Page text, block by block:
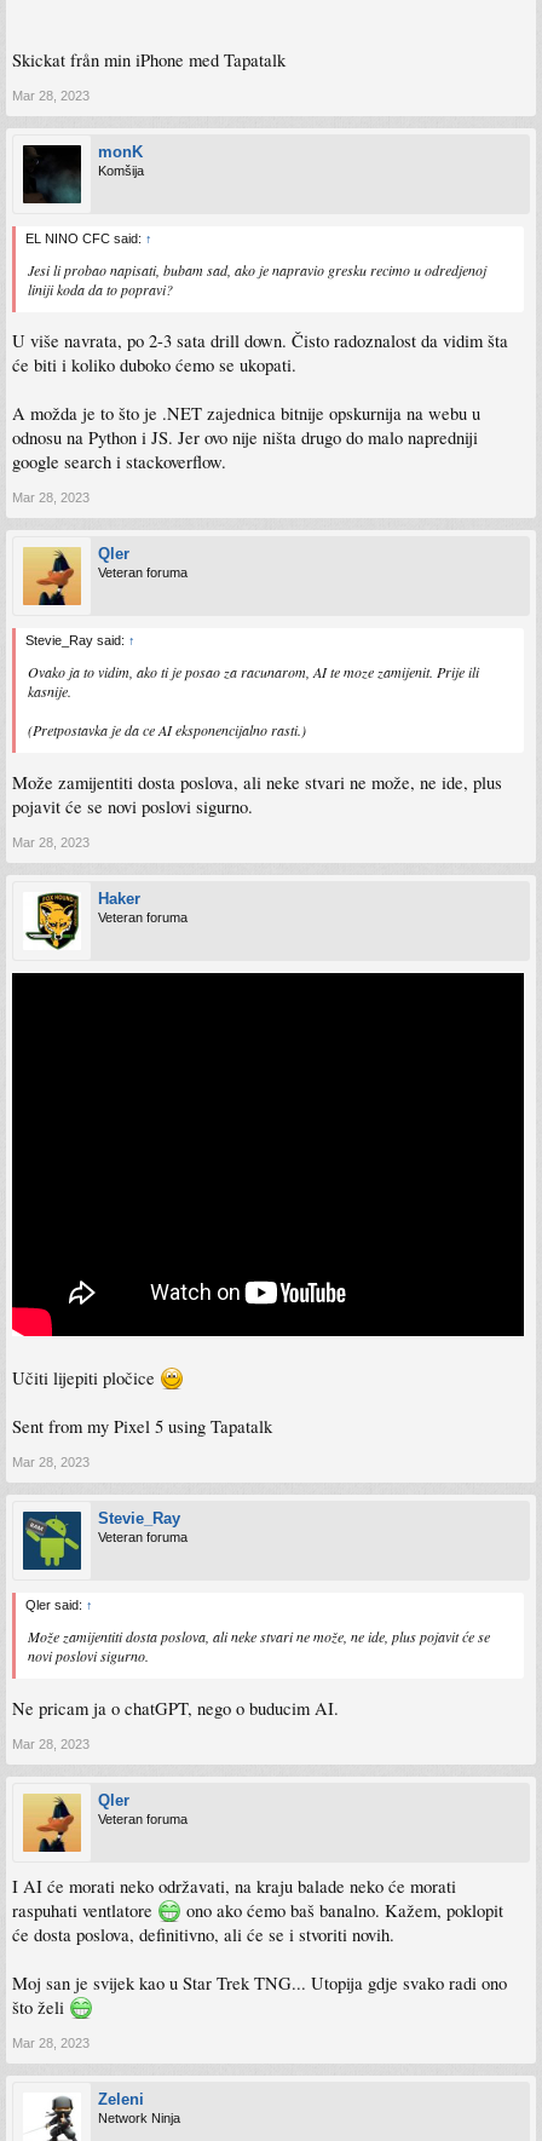
Skickat från min iPhone med Tapatalk
Mar 28, 2023
monK
Komšija
EL NINO CFC said: ↑
Jesi li probao napisati, bubam sad, ako je napravio gresku recimo u odredjenoj
liniji koda da to popravi?
U više navrata, po 2-3 sata drill down. Čisto radoznalost da vidim šta
će biti i koliko duboko ćemo se ukopati.
A možda je to što je .NET zajednica bitnije opskurnija na webu u
odnosu na Python i JS. Jer ovo nije ništa drugo do malo napredniji
google search i stackoverflow.
Mar 28, 2023
Qler
Veteran foruma
Stevie_Ray said: ↑
Ovako ja to vidim, ako ti je posao za racunarom, AI te moze zamijenit. Prije ili
kasnije.
(Pretpostavka je da ce AI eksponencijalno rasti.)
Može zamijentiti dosta poslova, ali neke stvari ne može, ne ide, plus
pojavit će se novi poslovi sigurno.
Mar 28, 2023
Haker
Veteran foruma
Učiti lijepiti pločice
Sent from my Pixel 5 using Tapatalk
Mar 28, 2023
Stevie_Ray
Veteran foruma
Qler said: ↑
Može zamijentiti dosta poslova, ali neke stvari ne može, ne ide, plus pojavit će se
novi poslovi sigurno.
Ne pricam ja o chatGPT, nego o buducim AI.
Mar 28, 2023
Qler
Veteran foruma
I AI će morati neko održavati, na kraju balade neko će morati
raspuhati ventlatore
ono ako ćemo baš banalno. Kažem, poklopit
će dosta poslova, definitivno, ali će se i stvoriti novih.
Moj san je svijek kao u Star Trek TNG... Utopija gdje svako radi ono
što želi
Mar 28, 2023
Zeleni
Network Ninja